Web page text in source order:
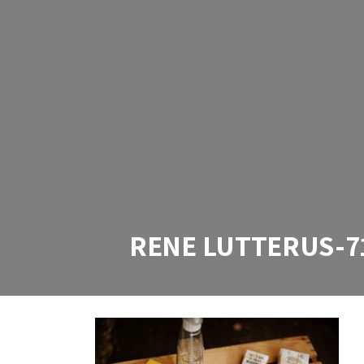
RENE LUTTERUS-
RENE LUTTERUS-7110